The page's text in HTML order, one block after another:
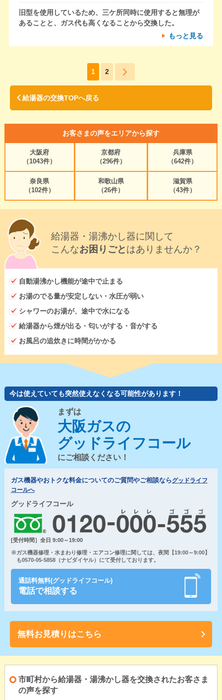
旧型を使用しているため、三ケ所同時に使用すると無理が
あることと、ガス代も高くなることから交換した。
もっと見る
1 2
給湯器の交換TOPへ戻る
お客さまの声をエリアから探す
大阪府
（1043件）
京都府
（296件）
兵庫県
（642件）
奈良県
（102件）
和歌山県
（26件）
滋賀県
（43件）
給湯器・湯沸かし器に関して
こんなお困りごとはありませんか？
自動湯沸かし機能が途中で止まる
お湯のでる量が安定しない・水圧が弱い
シャワーのお湯が、途中で水になる
給湯器から煙が出る・匂いがする・音がする
お風呂の追炊きに時間がかかる
今は使えていても突然使えなくなる可能性があります！
まずは
大阪ガスの
グッドライフコール
にご相談ください！
ガス機器やおトクな料金についてのご質問やご相談ならグッドライフ
コールへ
グッドライフコール
[受付時間］全日 9:00～19:00
※ガス機器修理・水まわり修理・エアコン修理に関しては、夜間【19:00～9:00】
も0570-05-5858（ナビダイヤル）にて受付しております。
通話料無料(グッドライフコール)
電話で相談する
無料お見積りはこちら
市町村から給湯器・湯沸かし器を交換されたお客さま
の声を探す